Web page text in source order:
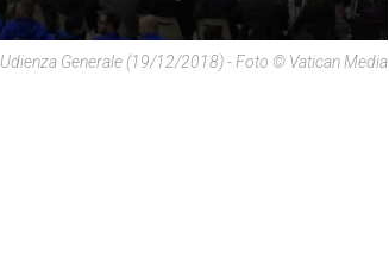
Udienza Generale (19/12/2018) - Foto © Vatican Media